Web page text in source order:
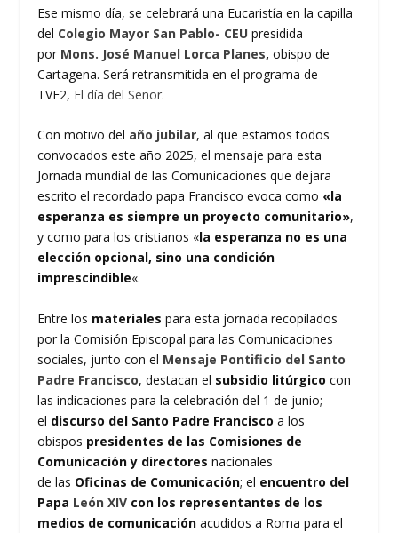
Ese mismo día, se celebrará una Eucaristía en la capilla
del Colegio Mayor San Pablo- CEUpresidida
por Mons. José Manuel Lorca Planes, obispo de
Cartagena. Será retransmitida en el programa de
TVE2, El día del Señor.
Con motivo del año jubilar, al que estamos todos
convocados este año 2025, el mensaje para esta
Jornada mundial de las Comunicaciones que dejara
escrito el recordado papa Francisco evoca como «la
esperanza es siempre un proyecto comunitario»,
y como para los cristianos «la esperanza no es una
elección opcional, sino una condición
imprescindible«.
Entre los materiales para esta jornada recopilados
por la Comisión Episcopal para las Comunicaciones
sociales, junto con el Mensaje Pontificio del Santo
Padre Francisco, destacan el subsidio litúrgico con
las indicaciones para la celebración del 1 de junio;
el discurso del Santo Padre Francisco a los
obispos presidentes de las Comisiones de
Comunicación y directoresnacionales
de las Oficinas de Comunicación; el encuentro del
Papa León XIV con los representantes de los
medios de comunicación acudidos a Roma para el